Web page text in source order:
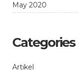
May 2020
Categories
Artikel